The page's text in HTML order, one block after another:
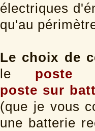
électriques
qu'au
Le choix de
le
poste sur
(que je vous
une batterie